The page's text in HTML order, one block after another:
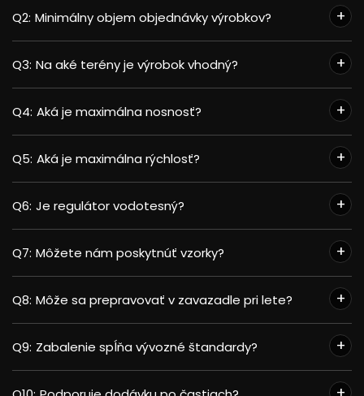
Q2: Minimálny objem objednávky výrobkov?
Q3: Na aké terény je výrobok vhodný?
Q4: Aká je maximálna nosnosť?
Q5: Aká je maximálna rýchlosť?
Q6: Je regulátor vodotesný?
Q7: Môžete nám poskytnúť vzorky?
Q8: Môže sa prepravovať v zavazadle pri lete?
Q9: Zabalenie spĺňa vývozné štandardy?